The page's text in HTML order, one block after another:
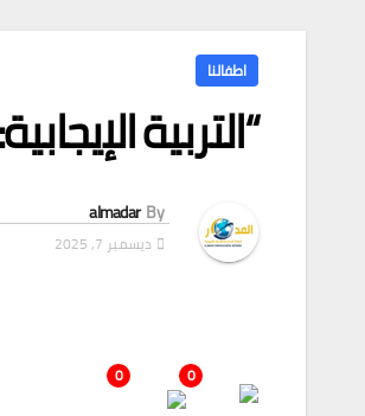
اطفالنا
“التربية
By
almadar
ديسمبر 7, 2025
0
0